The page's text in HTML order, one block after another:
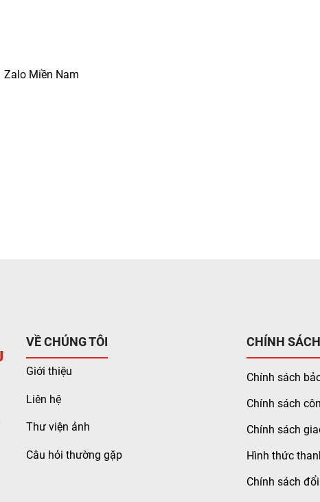
Zalo Miền Nam
VỀ CHÚNG TÔI
Giới thiệu
Liên hệ
Thư viện ảnh
Câu hỏi thường gặp
CHÍNH
Chính sách
Chính sách
Chính sách
Hình thức
Chính sách